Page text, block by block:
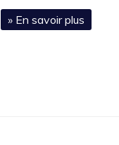
» En savoir plus